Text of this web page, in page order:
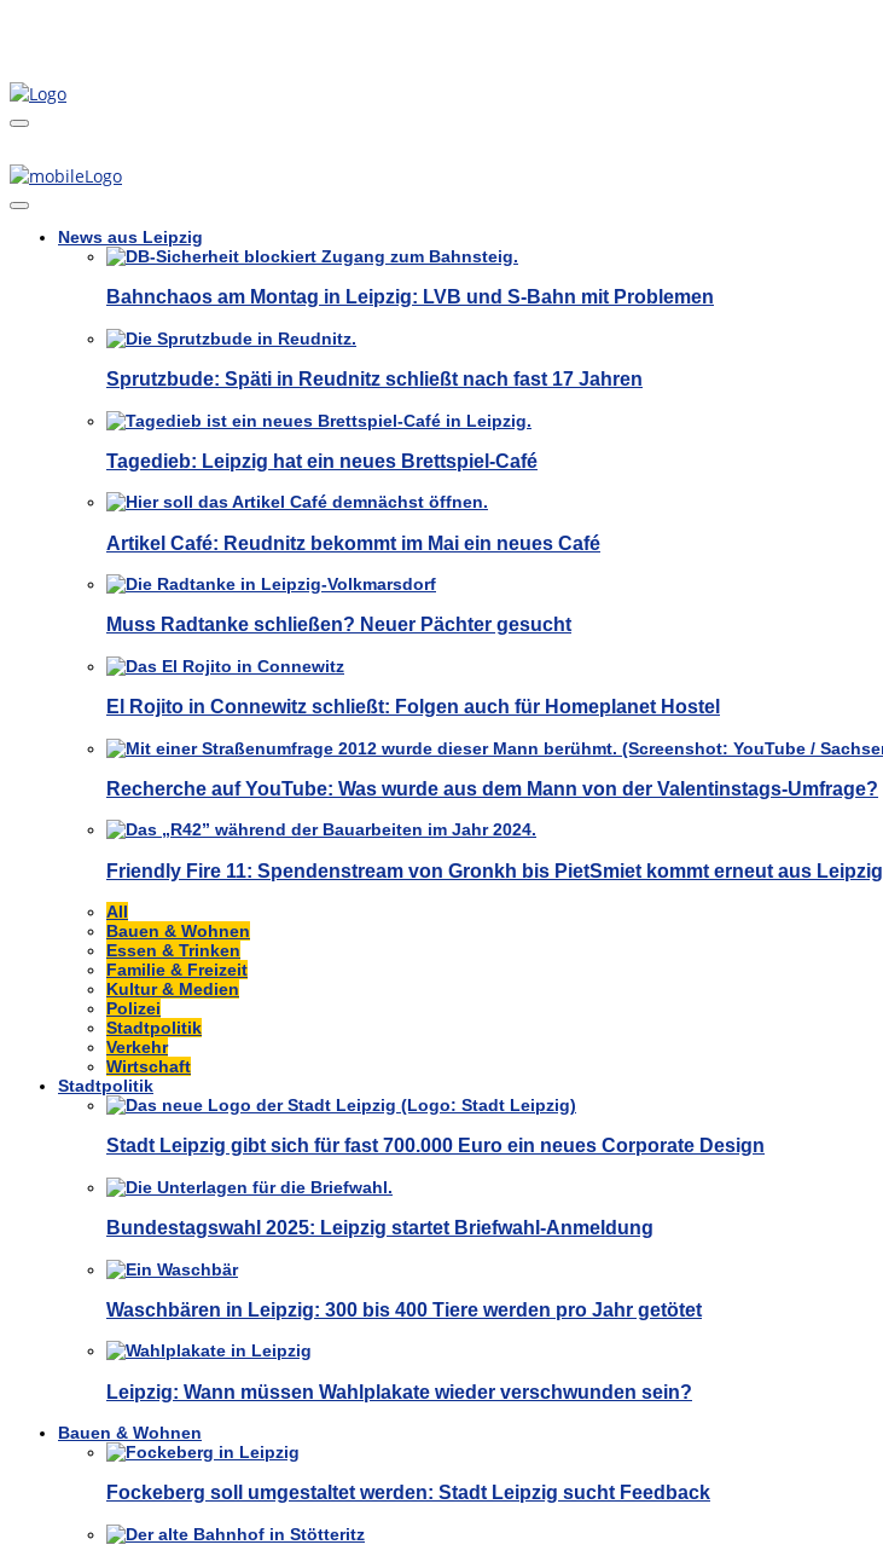
News aus Leipzig
Bahnchaos am Montag in Leipzig: LVB und S-Bahn mit Problemen
Sprutzbude: Späti in Reudnitz schließt nach fast 17 Jahren
Tagedieb: Leipzig hat ein neues Brettspiel-Café
Artikel Café: Reudnitz bekommt im Mai ein neues Café
Muss Radtanke schließen? Neuer Pächter gesucht
El Rojito in Connewitz schließt: Folgen auch für Homeplanet Hostel
Recherche auf YouTube: Was wurde aus dem Mann von der Valentinstags-Umfrage?
Friendly Fire 11: Spendenstream von Gronkh bis PietSmiet kommt erneut aus Leipzig
All
Bauen & Wohnen
Essen & Trinken
Familie & Freizeit
Kultur & Medien
Polizei
Stadtpolitik
Verkehr
Wirtschaft
Stadtpolitik
Stadt Leipzig gibt sich für fast 700.000 Euro ein neues Corporate Design
Bundestagswahl 2025: Leipzig startet Briefwahl-Anmeldung
Waschbären in Leipzig: 300 bis 400 Tiere werden pro Jahr getötet
Leipzig: Wann müssen Wahlplakate wieder verschwunden sein?
Bauen & Wohnen
Fockeberg soll umgestaltet werden: Stadt Leipzig sucht Feedback